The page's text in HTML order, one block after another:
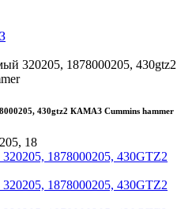
320205, 1878000205, 430gtz2
430gtz2 КАМАЗ Cummins hammer
18